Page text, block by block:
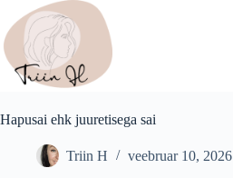
content
Hapusai ehk juuretisega sai
Triin H veebruar 10, 2026